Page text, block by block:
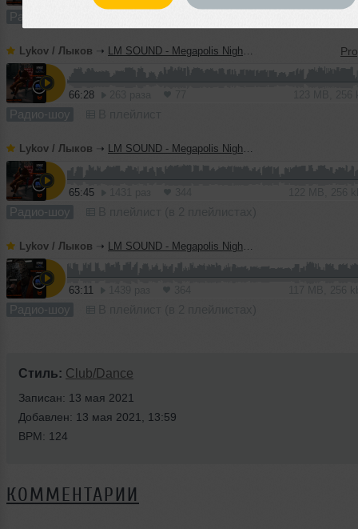
Радио-шоу
Lykov / Лыков ➝ LM SOUND - Megapolis Night 14.07.2026
66:28
Радио-шоу
Lykov / Лыков ➝ LM SOUND - Megapolis Night 07.07.2026
65:45
Радио-шоу
Lykov / Лыков ➝ LM SOUND - Megapolis Night 30.06.2026
63:11
Радио-шоу
Стиль: Club/Dance
Записан: 13 мая 2021
Добавлен: 13 мая 2021, 13:59
BPM: 124
КОММЕНТАРИИ